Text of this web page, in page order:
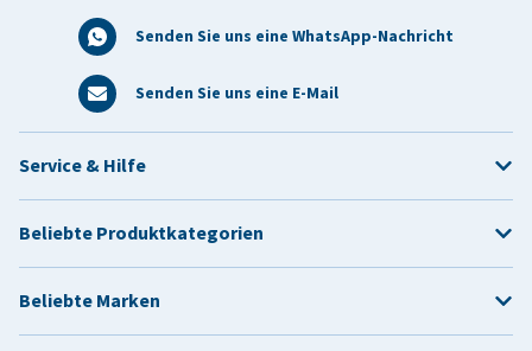
Senden Sie uns eine WhatsApp-Nachricht
Senden Sie uns eine E-Mail
Service & Hilfe
Beliebte Produktkategorien
Beliebte Marken